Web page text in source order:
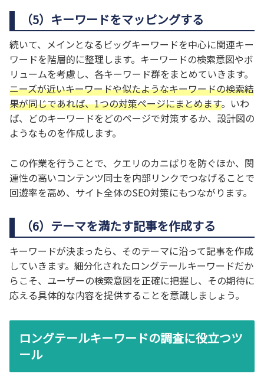
（5）キーワードをマッピングする
続いて、メインとなるビッグキーワードを中心に関連キー
ワードを階層的に整理します。キーワードの検索意図やボ
リュームを考慮し、各キーワード群をまとめていきます。
ニーズが近いキーワードや似たようなキーワードの検索結
果が同じであれば、1つの対策ページにまとめます。いわ
ば、どのキーワードをどのページで対策するか、設計図の
ようなものを作成します。
この作業を行うことで、クエリのカニばりを防ぐほか、関
連性の高いコンテンツ同士を内部リンクでつなげることで
回遊率を高め、サイト全体のSEO対策にもつながります。
（6）テーマを満たす記事を作成する
キーワードが決まったら、そのテーマに沿って記事を作成
していきます。細分化されたロングテールキーワードだか
らこそ、ユーザーの検索意図を正確に把握し、その期待に
応える具体的な内容を提供することを意識しましょう。
ロングテールキーワードの調査に役立つツ
ール